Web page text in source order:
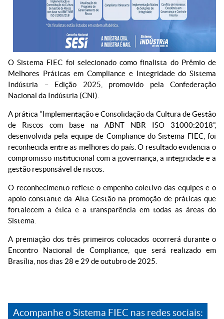
O Sistema FIEC foi selecionado como finalista do Prêmio de
Melhores Práticas em Compliance e Integridade do Sistema
Indústria – Edição 2025, promovido pela Confederação
Nacional da Indústria (CNI).
A prática “Implementação e Consolidação da Cultura de Gestão
de Riscos com base na ABNT NBR ISO 31000:2018”,
desenvolvida pela equipe de Compliance do Sistema FIEC, foi
reconhecida entre as melhores do país. O resultado evidencia o
compromisso institucional com a governança, a integridade e a
gestão responsável de riscos.
O reconhecimento reflete o empenho coletivo das equipes e o
apoio constante da Alta Gestão na promoção de práticas que
fortalecem a ética e a transparência em todas as áreas do
Sistema.
A premiação dos três primeiros colocados ocorrerá durante o
Encontro Nacional de Compliance, que será realizado em
Brasília, nos dias 28 e 29 de outubro de 2025.
Acompanhe o Sistema FIEC nas redes sociais: